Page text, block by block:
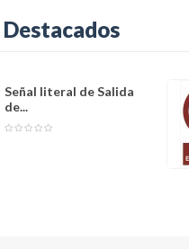
Destacados
Señal literal de Salida
de...